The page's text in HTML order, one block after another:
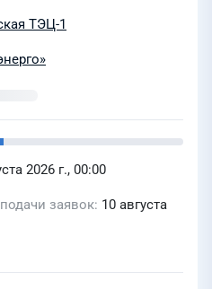
и
расходов
ТЭЦ-1» с
вновь
ТЭЦ-1
2026 г., 00:00
заявок 10 августа